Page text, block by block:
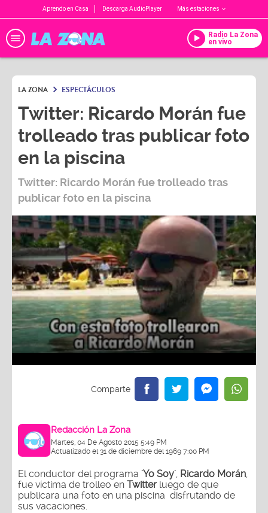
Aprendo en Casa Descarga AudioPlayer Más estaciones
Radio La Zona
en vivo
LA ZONA ESPECTÁCULOS
Twitter: Ricardo Morán fue
trolleado tras publicar foto
en la piscina
Twitter: Ricardo Morán fue trolleado tras
publicar foto en la piscina
Redacción La Zona
Martes, 04 De Agosto 2015 5:49 PM
Actualizado el 31 de diciembre del 1969 7:00 PM
El conductor del programa 'Yo Soy' Ricardo Morán
fue víctima de trolleo en Twitter luego de que
publicara una foto en una piscina disfrutando de
sus vacaciones.